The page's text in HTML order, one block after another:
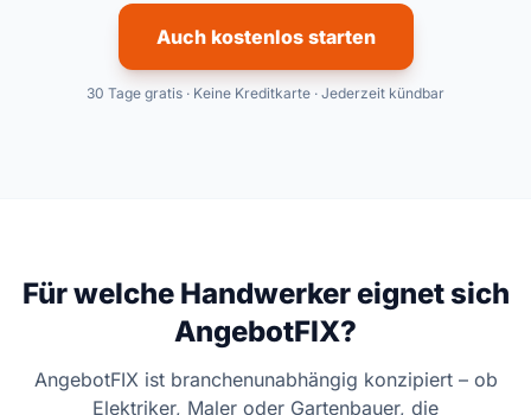
Auch kostenlos starten
30 Tage gratis · Keine Kreditkarte · Jederzeit kündbar
Für welche Handwerker eignet sich
AngebotFIX?
AngebotFIX ist branchenunabhängig konzipiert – ob
Elektriker, Maler oder Gartenbauer, die